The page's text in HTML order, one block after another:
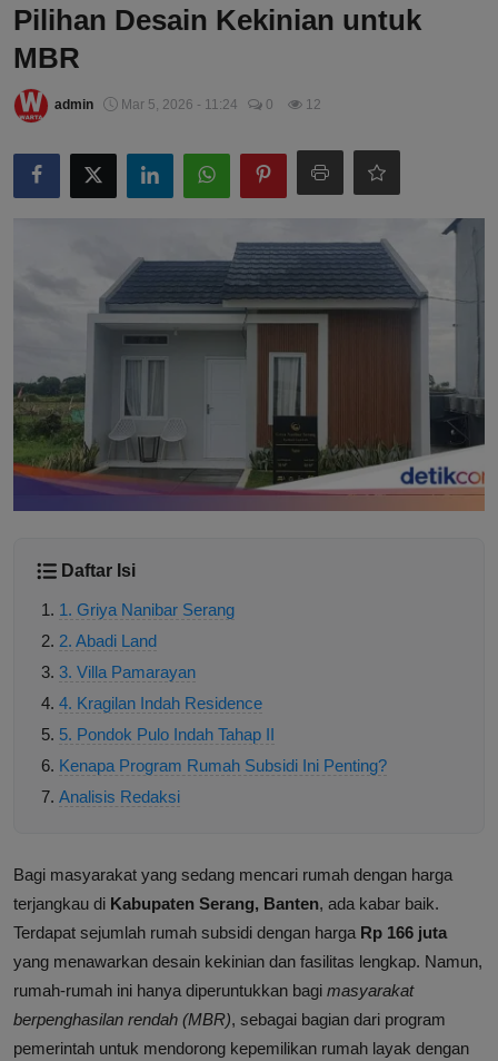
Pilihan Desain Kekinian untuk
MBR
admin Mar 5, 2026 - 11:24 0 12
Daftar Isi
1. Griya Nanibar Serang
2. Abadi Land
3. Villa Pamarayan
4. Kragilan Indah Residence
5. Pondok Pulo Indah Tahap II
Kenapa Program Rumah Subsidi Ini Penting?
Analisis Redaksi
Bagi masyarakat yang sedang mencari rumah dengan harga
terjangkau di Kabupaten Serang, Banten, ada kabar baik.
Terdapat sejumlah rumah subsidi dengan harga Rp 166 juta
yang menawarkan desain kekinian dan fasilitas lengkap. Namun,
rumah-rumah ini hanya diperuntukkan bagi masyarakat
berpenghasilan rendah (MBR), sebagai bagian dari program
pemerintah untuk mendorong kepemilikan rumah layak dengan